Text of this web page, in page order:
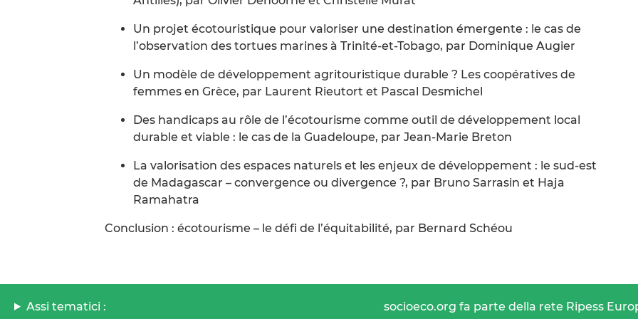
Un projet écotouristique pour valoriser une destination émergente : le cas de
l’observation des tortues marines à Trinité-et-Tobago, par Dominique Augier
Un modèle de développement agritouristique durable ? Les coopératives de
femmes en Grèce, par Laurent Rieutort et Pascal Desmichel
Des handicaps au rôle de l’écotourisme comme outil de développement local
durable et viable : le cas de la Guadeloupe, par Jean-Marie Breton
La valorisation des espaces naturels et les enjeux de développement : le sud-est
de Madagascar – convergence ou divergence ?, par Bruno Sarrasin et Haja
Ramahatra
Conclusion : écotourisme – le défi de l’équitabilité, par Bernard Schéou
Assi tematici :
socioeco.org fa parte della rete Ripess